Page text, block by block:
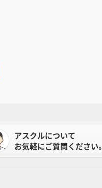
アスクルについて
お気軽にご質問ください。